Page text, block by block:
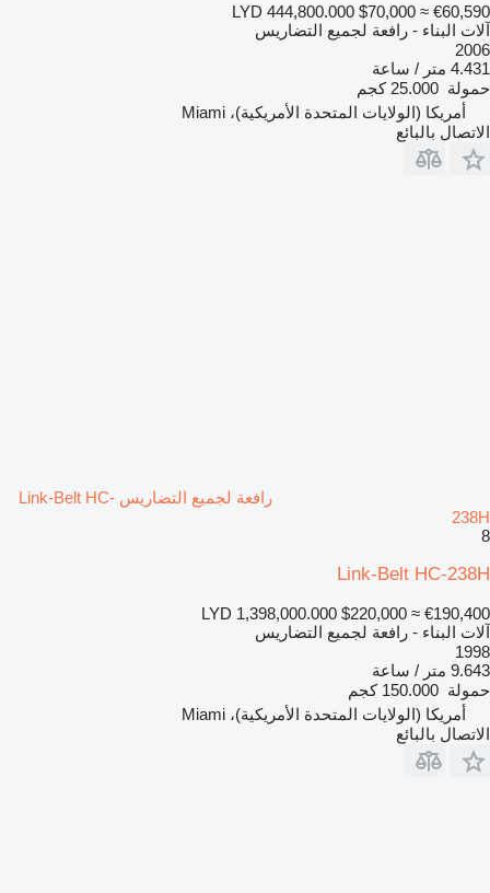
LYD 444,800.000 $70,000 ≈ €60,590
آلات البناء - رافعة لجميع التضاريس
2006
4.431 متر / ساعة
حمولة 25.000 كجم
أمريكا (الولايات المتحدة الأمريكية)، Miami
الاتصال بالبائع
رافعة لجميع التضاريس Link-Belt HC-
238H
8
Link-Belt HC-238H
LYD 1,398,000.000 $220,000 ≈ €190,400
آلات البناء - رافعة لجميع التضاريس
1998
9.643 متر / ساعة
حمولة 150.000 كجم
أمريكا (الولايات المتحدة الأمريكية)، Miami
الاتصال بالبائع